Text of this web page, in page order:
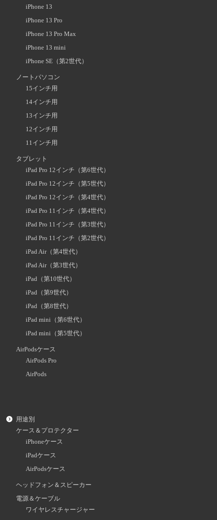
iPhone 13
iPhone 13 Pro
iPhone 13 Pro Max
iPhone 13 mini
iPhone SE（第2世代）
ノートパソコン
15インチ用
14インチ用
13インチ用
12インチ用
11インチ用
タブレット
iPad Pro 12インチ（第6世代）
iPad Pro 12インチ（第5世代）
iPad Pro 12インチ（第4世代）
iPad Pro 11インチ（第4世代）
iPad Pro 11インチ（第3世代）
iPad Pro 11インチ（第2世代）
iPad Air（第4世代）
iPad Air（第3世代）
iPad（第10世代）
iPad（第9世代）
iPad（第8世代）
iPad mini（第6世代）
iPad mini（第5世代）
AirPodsケース
AirPods Pro
AirPods
用途別
ケース＆プロテクター
iPhoneケース
iPadケース
AirPodsケース
ヘッドフォン＆スピーカー
電源＆ケーブル
ワイヤレスチャージャー